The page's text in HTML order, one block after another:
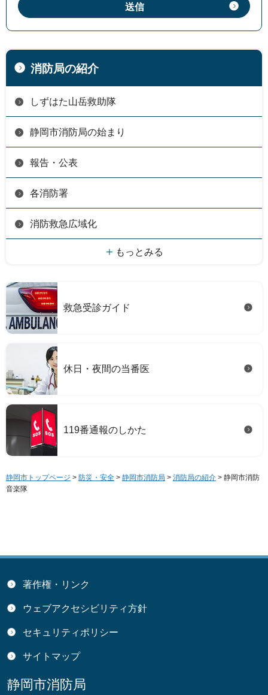
消防局の紹介
しずはた山岳救助隊
静岡市消防局の始まり
報告・公表
各消防署
消防救急広域化
もっとみる
救急受診ガイド
休日・夜間の当番医
119番通報のしかた
静岡市トップページ > 防災・安全 > 静岡市消防局 > 消防局の紹介 > 静岡市消防
音楽隊
著作権・リンク
ウェブアクセシビリティ方針
セキュリティポリシー
サイトマップ
静岡市消防局